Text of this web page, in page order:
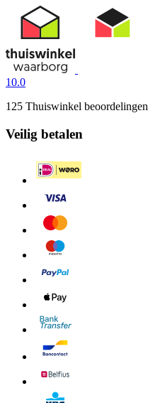
10.0
125 Thuiswinkel beoordelingen
Veilig betalen